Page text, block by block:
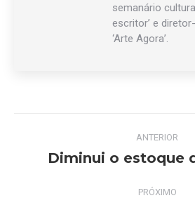
semanário
escritor’ e
‘Arte Agora’.
NavegaçãoANTERIOR
Post
Diminui o estoque
PRÓXIMO